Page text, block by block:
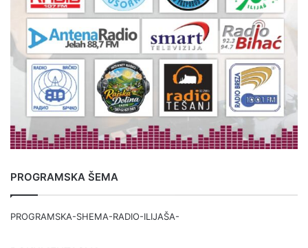
PROGRAMSKA ŠEMA
PROGRAMSKA-SHEMA-RADIO-ILIJAŠA-